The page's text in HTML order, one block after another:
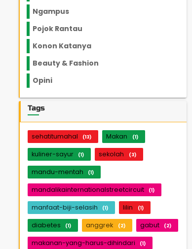
Ngampus
Pojok Rantau
Konon Katanya
Beauty & Fashion
Opini
Tags
sehatitumahal (13) Makan (1)
kuliner-sayur (1) sekolah (3)
mandu-mentah (1)
mandalikainternationalstreetcircuit (1)
manfaat-biji-selasih (1) lilin (1)
diabetes (1) anggrek (2) gabut (2)
makanan-yang-harus-dihindari (1)